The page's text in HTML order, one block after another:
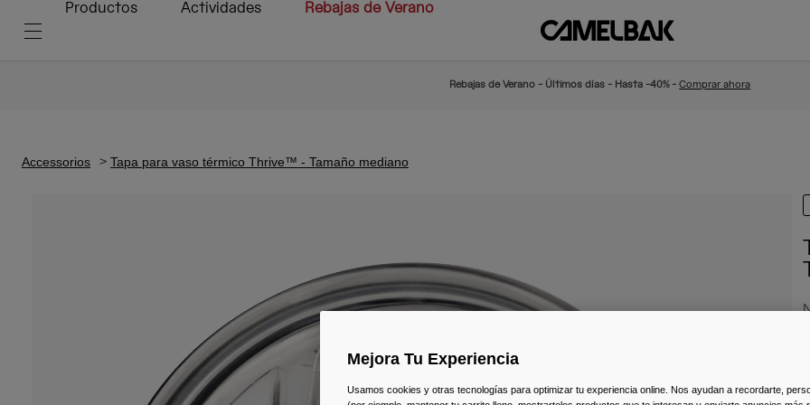
Productos Actividades Rebajas de Verano
Rebajas de Verano - Últimos días - Hasta -40% -Comprar ahora
Accessorios Tapa para vaso térmico Thrive™ - Tamaño mediano
Mejora Tu Experiencia
Usamos cookies y otras tecnologías para optimizar tu experiencia online. Nos ayudan a recordarte,